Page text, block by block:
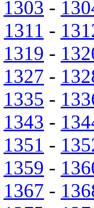
1303 -
1311 -
1319 -
1327 -
1335 -
1343 -
1351 -
1359 -
1367 -